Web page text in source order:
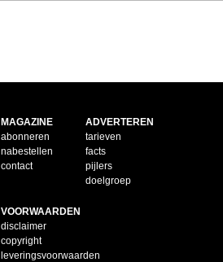
MAGAZINE
abonneren
nabestellen
contact
ADVERTEREN
tarieven
facts
pijlers
doelgroep
VOORWAARDEN
disclaimer
copyright
leveringsvoorwaarden